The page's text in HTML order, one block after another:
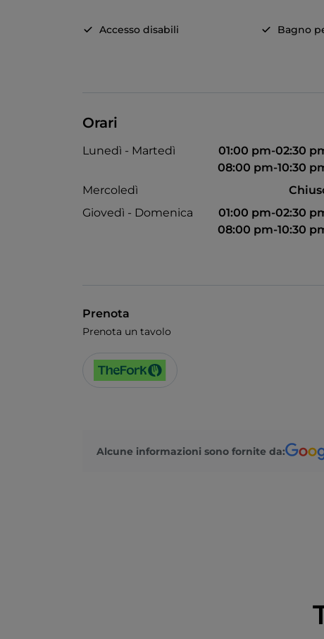
Accesso disabili Bagno
Orari
Lunedì - Martedì
01:00 pm-02:30
08:00 pm-10:30
Mercoledì
Giovedì - Domenica
01:00 pm-02:30
08:00 pm-10:30
Prenota
Prenota un tavolo
Alcune informazioni sono fornite da: